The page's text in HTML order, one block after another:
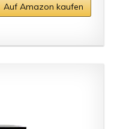
Auf Amazon kaufen